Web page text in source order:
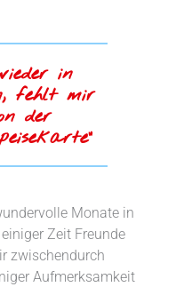
in
fehlt mir
der
Monate in
Zeit Freunde
zwischendurch
Aufmerksamkeit